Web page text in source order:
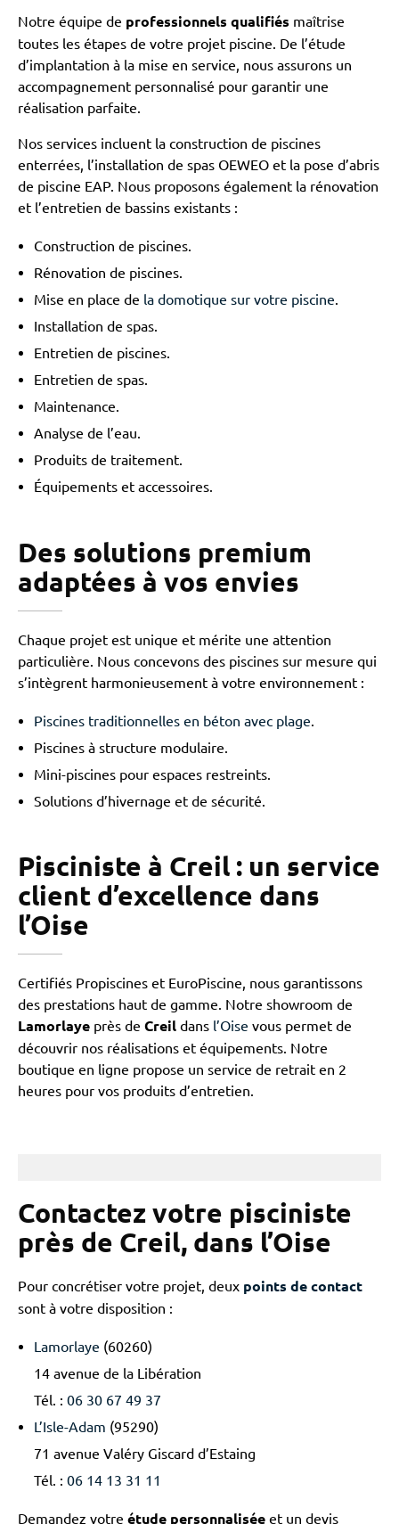
Notre équipe de professionnels qualifiés maîtrise
toutes les étapes de votre projet piscine. De l’étude
d’implantation à la mise en service, nous assurons un
accompagnement personnalisé pour garantir une
réalisation parfaite.
Nos services incluent la construction de piscines
enterrées, l’installation de spas OEWEO et la pose d’abris
de piscine EAP. Nous proposons également la rénovation
et l’entretien de bassins existants :
Construction de piscines.
Rénovation de piscines.
Mise en place de la domotique sur votre piscine.
Installation de spas.
Entretien de piscines.
Entretien de spas.
Maintenance.
Analyse de l’eau.
Produits de traitement.
Équipements et accessoires.
Des solutions premium
adaptées à vos envies
Chaque projet est unique et mérite une attention
particulière. Nous concevons des piscines sur mesure qui
s’intègrent harmonieusement à votre environnement :
Piscines traditionnelles en béton avec plage.
Piscines à structure modulaire.
Mini-piscines pour espaces restreints.
Solutions d’hivernage et de sécurité.
Pisciniste à Creil : un service
client d’excellence dans
l’Oise
Certifiés Propiscines et EuroPiscine, nous garantissons
des prestations haut de gamme. Notre showroom de
Lamorlaye près de Creil dans l’Oise vous permet de
découvrir nos réalisations et équipements. Notre
boutique en ligne propose un service de retrait en 2
heures pour vos produits d’entretien.
Contactez votre pisciniste
près de Creil, dans l’Oise
Pour concrétiser votre projet, deux points de contact
sont à votre disposition :
Lamorlaye (60260)
14 avenue de la Libération
Tél. : 06 30 67 49 37
L’Isle-Adam (95290)
71 avenue Valéry Giscard d’Estaing
Tél. : 06 14 13 31 11
Demandez votre étude personnalisée et un devis